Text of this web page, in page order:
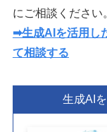
にご相談ください
➡︎生成AIを活用し
て相談する
生成AI